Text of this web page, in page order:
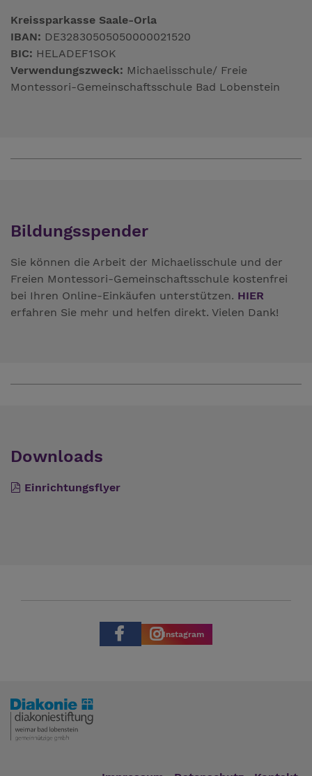
Kreissparkasse Saale-Orla
IBAN: DE32830505050000021520
BIC: HELADEF1SOK
Verwendungszweck: Michaelisschule/ Freie
Montessori-Gemeinschaftsschule Bad Lobenstein
Bildungsspender
Sie können die Arbeit der Michaelisschule und der
Freien Montessori-Gemeinschaftsschule kostenfrei
bei Ihren Online-Einkäufen unterstützen. HIER
erfahren Sie mehr und helfen direkt. Vielen Dank!
Downloads
Einrichtungsflyer
Instagram